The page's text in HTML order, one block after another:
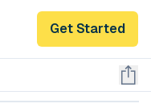
Get Started